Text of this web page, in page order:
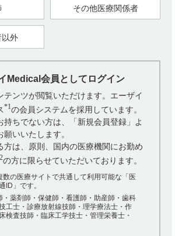
る血液学的効果は従来の筋肉内投与法と同
の報告があります。（引用2）
の移行は筋肉内投与法に比べ静脈内投与で
れています。（引用2）
と研究 66（3） p995-1007,1989 ［MBL-
8（11） p2685-2689,1988 ［MBL-
戻る
その他医療関係者
以外
Medical会員としてログイン
テンツが閲覧いただけます。エーザイ
*1の会員システムを採用しています。
持ちでない方は、「新規会員登録」よ
願いいたします。
方は、原則、国内の医療機関にお勤め
の方に限らせていただいております。
数の医療サイトで共通して利用可能な「医
ID」です。
・薬剤師・保健師・看護師・助産師・歯科
工士・診療放射線技師・理学療法士・作
検査技師・臨床工学技士・管理栄養士・